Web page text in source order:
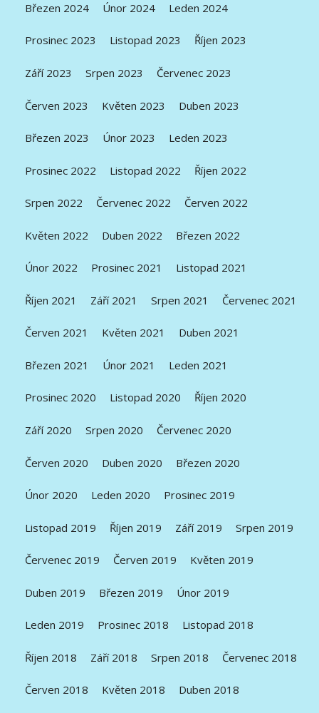
Březen 2024 Únor 2024 Leden 2024
Prosinec 2023 Listopad 2023 Říjen 2023
Září 2023 Srpen 2023 Červenec 2023
Červen 2023 Květen 2023 Duben 2023
Březen 2023 Únor 2023 Leden 2023
Prosinec 2022 Listopad 2022 Říjen 2022
Srpen 2022 Červenec 2022 Červen 2022
Květen 2022 Duben 2022 Březen 2022
Únor 2022 Prosinec 2021 Listopad 2021
Říjen 2021 Září 2021 Srpen 2021 Červenec 2021
Červen 2021 Květen 2021 Duben 2021
Březen 2021 Únor 2021 Leden 2021
Prosinec 2020 Listopad 2020 Říjen 2020
Září 2020 Srpen 2020 Červenec 2020
Červen 2020 Duben 2020 Březen 2020
Únor 2020 Leden 2020 Prosinec 2019
Listopad 2019 Říjen 2019 Září 2019 Srpen 2019
Červenec 2019 Červen 2019 Květen 2019
Duben 2019 Březen 2019 Únor 2019
Leden 2019 Prosinec 2018 Listopad 2018
Říjen 2018 Září 2018 Srpen 2018 Červenec 2018
Červen 2018 Květen 2018 Duben 2018